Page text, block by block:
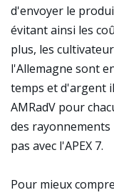
d'envoyer le
évitant ainsi les
plus, les
l'Allemagne sont
temps et d'argent
AMRadV pour
des
pas avec l'APEX 7.
Pour mieux